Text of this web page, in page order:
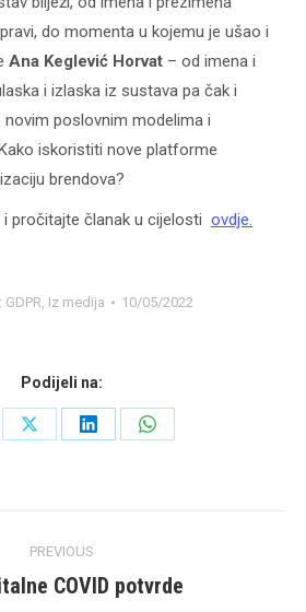
do momenta u kojemu je ušao i
Ana Keglević Horvat – od imena i
i izlaska iz sustava pa čak i
poslovnim modelima i
iskoristiti nove platforme
brendova?
pročitajte članak u cijelosti ovdje.
GDPR, Iz medija 10/05/2022
Podijeli na:
Share
Share
Share
PREVIOUS
Previous
COVID potvrde